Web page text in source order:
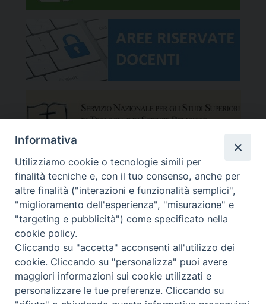
Copyright © Facoltà del Triveneto
Facoltà Teologica del Triveneto
Via del Seminario 7, 35122 Padova
Informativa
Utilizziamo cookie o tecnologie simili per
finalità tecniche e, con il tuo consenso, anche per
altre finalità ("interazioni e funzionalità semplici",
"miglioramento dell'esperienza", "misurazione" e
"targeting e pubblicità") come specificato nella
cookie policy.
Cliccando su "accetta" acconsenti all'utilizzo dei
cookie. Cliccando su "personalizza" puoi avere
maggiori informazioni sui cookie utilizzati e
personalizzare le tue preferenze. Cliccando su